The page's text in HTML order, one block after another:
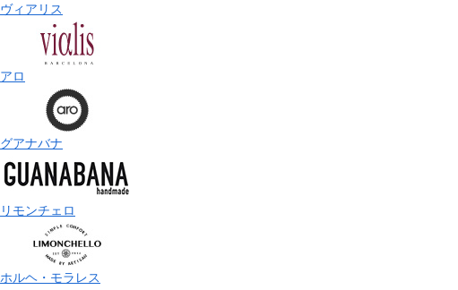
ヴィアリス
アロ
グアナバナ
リモンチェロ
ホルヘ・モラレス